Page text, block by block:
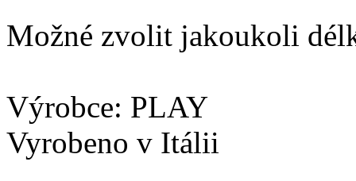
Možné zvolit jakoukoli
Výrobce: PLAY
Vyrobeno v Itálii